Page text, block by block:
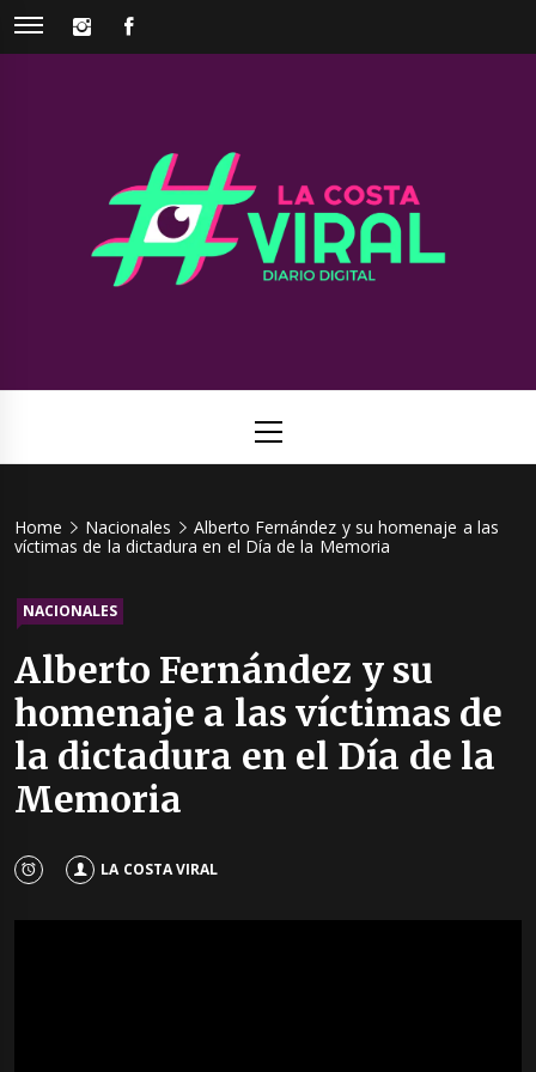
Skip
INSTAGRAM
Viral
Menu
Home Nacionales
Alberto Fernández y su homenaje a las
víctimas de la dictadura en el Día de la Memoria
NACIONALES
Alberto Fernández y su
homenaje a las víctimas de
la dictadura en el Día de la
Memoria
LA COSTA VIRAL